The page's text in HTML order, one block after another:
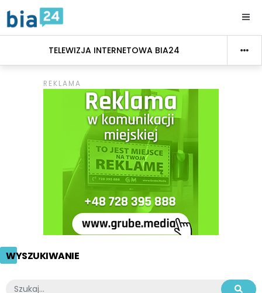
TELEWIZJA INTERNETOWA BIA24
WYSZUKIWANIE